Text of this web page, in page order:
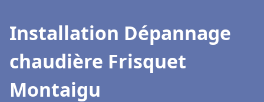
Installation Dépannage
chaudière Frisquet
Montaigu